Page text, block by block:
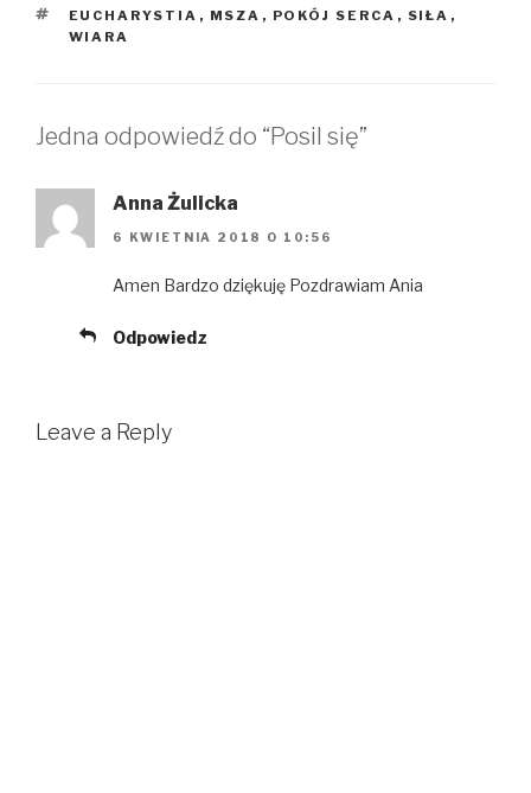
p
e
e
w
n
o
w
O
n
e
n
o
e
w
w
o
)
TAGI
EUCHARYSTIA , MSZA , POKÓJ SERCA , SIŁA ,
WIARA
Jedna odpowiedź do “Posil się”
Anna Żulicka
6 KWIETNIA 2018 O 10:56
Amen Bardzo dziękuję Pozdrawiam Ania
Odpowiedz
Leave a Reply